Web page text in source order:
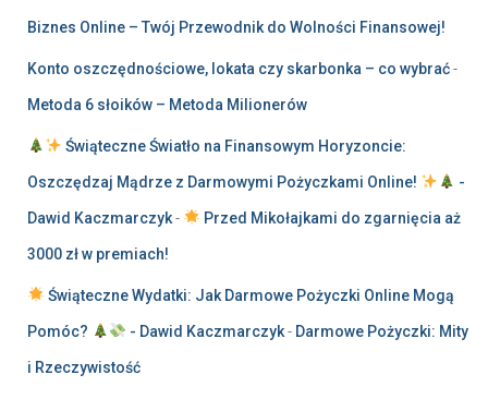
Biznes Online – Twój Przewodnik do Wolności Finansowej!
Konto oszczędnościowe, lokata czy skarbonka – co wybrać-
Metoda 6 słoików – Metoda Milionerów
Świąteczne Światło na Finansowym Horyzoncie:
Oszczędzaj Mądrze z Darmowymi Pożyczkami Online! -
Dawid Kaczmarczyk- Przed Mikołajkami do zgarnięcia aż
3000 zł w premiach!
Świąteczne Wydatki: Jak Darmowe Pożyczki Online Mogą
Pomóc? - Dawid Kaczmarczyk- Darmowe Pożyczki: Mity
i Rzeczywistość